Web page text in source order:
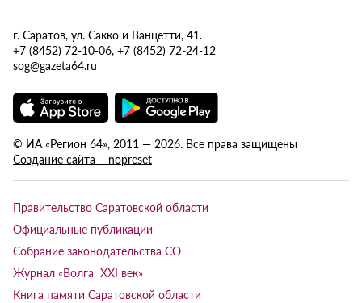
г. Саратов, ул. Сакко и Ванцетти, 41.
+7 (8452) 72-10-06, +7 (8452) 72-24-12
sog@gazeta64.ru
© ИА «Регион 64», 2011 — 2026. Все права защищены
Создание сайта – nopreset
Правительство Саратовской области
Официальные публикации
Собрание законодательства СО
Журнал «Волга XXI век»
Книга памяти Саратовской области